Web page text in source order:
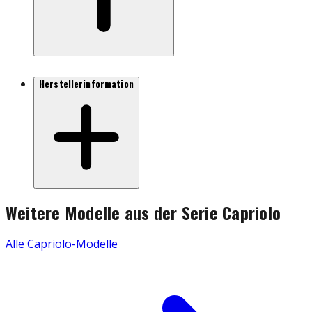
Herstellerinformation
Weitere Modelle aus der Serie Capriolo
Alle Capriolo-Modelle